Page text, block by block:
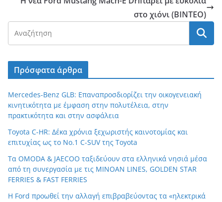
στο χιόνι (ΒΙΝΤΕΟ)
Πρόσφατα άρθρα
Mercedes-Benz GLB: Επαναπροσδιορίζει την οικογενειακή
κινητικότητα με έμφαση στην πολυτέλεια, στην
πρακτικότητα και στην ασφάλεια
Toyota C-HR: Δέκα χρόνια ξεχωριστής καινοτομίας και
επιτυχίας ως το Νο.1 C-SUV της Toyota
Τα OMODA & JAECOO ταξιδεύουν στα ελληνικά νησιά μέσα
από τη συνεργασία με τις MINOAN LINES, GOLDEN STAR
FERRIES & FAST FERRIES
Η Ford προωθεί την αλλαγή επιβραβεύοντας τα «ηλεκτρικά